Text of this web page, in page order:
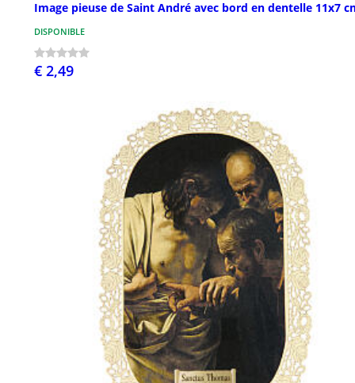
Image pieuse de Saint André avec bord en dentelle 11x7
DISPONIBLE
€ 2,49